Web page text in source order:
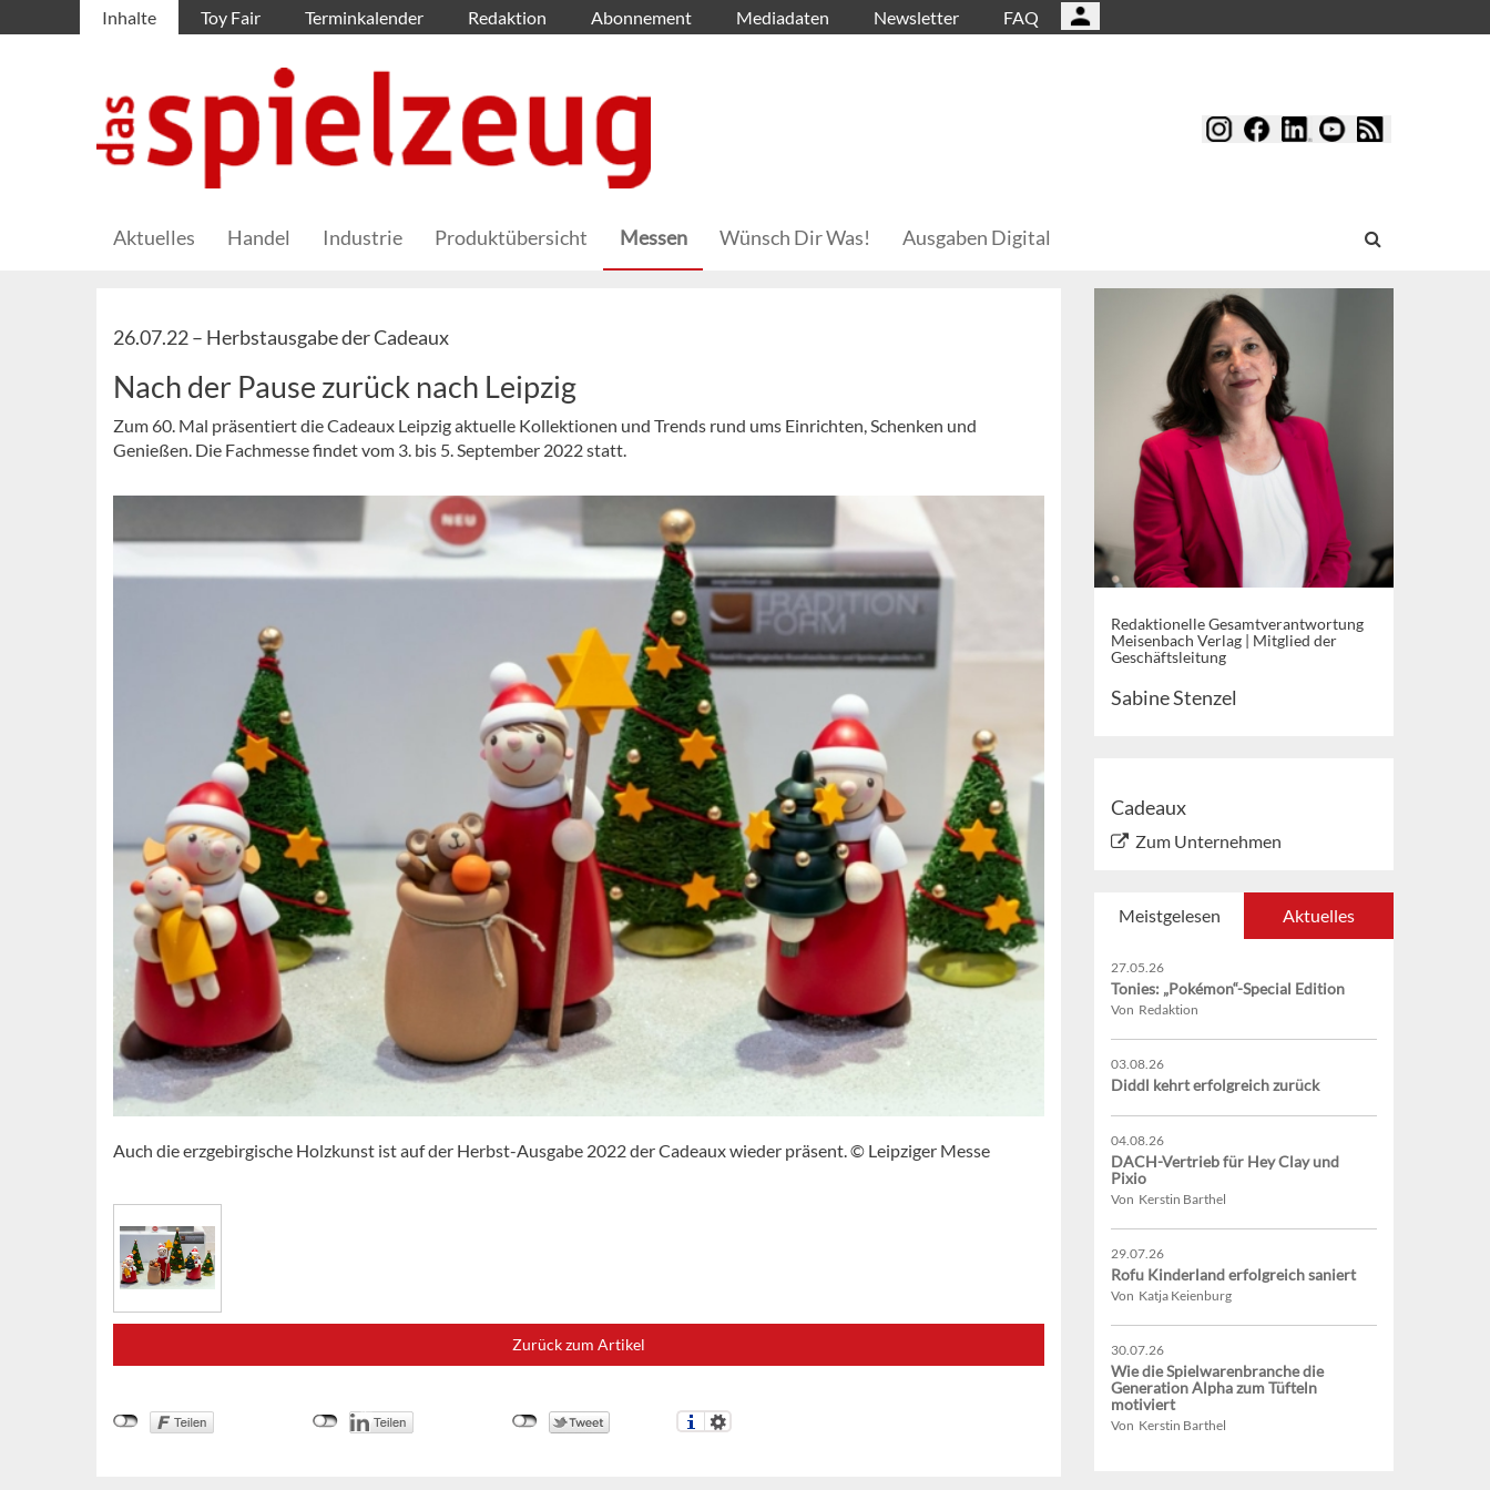
Inhalte Toy Fair Terminkalender Redaktion Abonnement Mediadaten Newsletter FAQ
Aktuelles Handel Industrie Produktübersicht Messen Wünsch Dir Was! Ausgaben Digital
26.07.22 – Herbstausgabe der Cadeaux
Nach der Pause zurück nach Leipzig
Zum 60. Mal präsentiert die Cadeaux Leipzig aktuelle Kollektionen und Trends rund ums Einrichten, Schenken und
Genießen. Die Fachmesse findet vom 3. bis 5. September 2022 statt.
Auch die erzgebirgische Holzkunst ist auf der Herbst-Ausgabe 2022 der Cadeaux wieder präsent. © Leipziger Messe
Zurück zum Artikel
Redaktionelle Gesamtverantwortung
Meisenbach Verlag | Mitglied der
Geschäftsleitung
Sabine Stenzel
Cadeaux
Zum Unternehmen
Meistgelesen Aktuelles
27.05.26
Tonies: „Pokémon“-Special Edition
Von Redaktion
03.08.26
Diddl kehrt erfolgreich zurück
04.08.26
DACH-Vertrieb für Hey Clay und
Pixio
Von Kerstin Barthel
29.07.26
Rofu Kinderland erfolgreich saniert
Von Katja Keienburg
30.07.26
Wie die Spielwarenbranche die
Generation Alpha zum Tüfteln
motiviert
Von Kerstin Barthel